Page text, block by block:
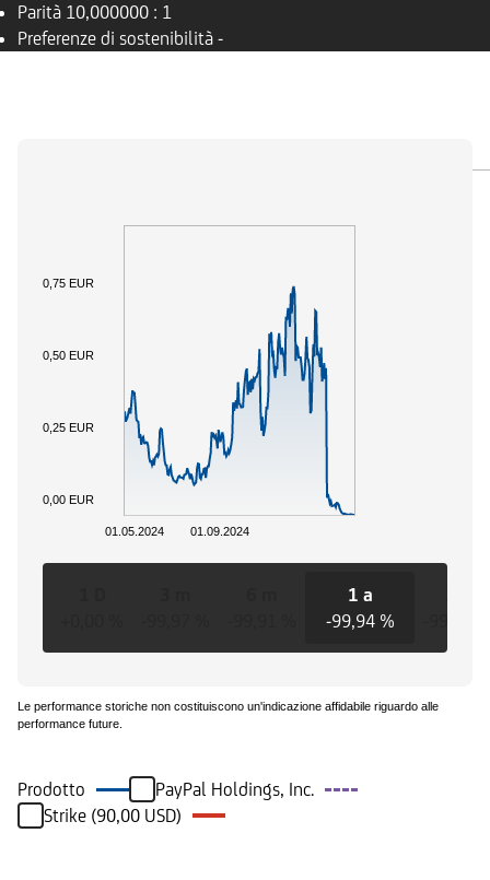
Parità 10,000000 : 1
Preferenze di sostenibilità -
01.05.2024 01.09.2024
0,00 EUR
0,25 EUR
0,50 EUR
0,75 EUR
1 a
-99,94 %
Le performance storiche non costituiscono un'indicazione affidabile riguardo alle
performance future.
Prodotto
PayPal Holdings, Inc.
Strike (90,00 USD)